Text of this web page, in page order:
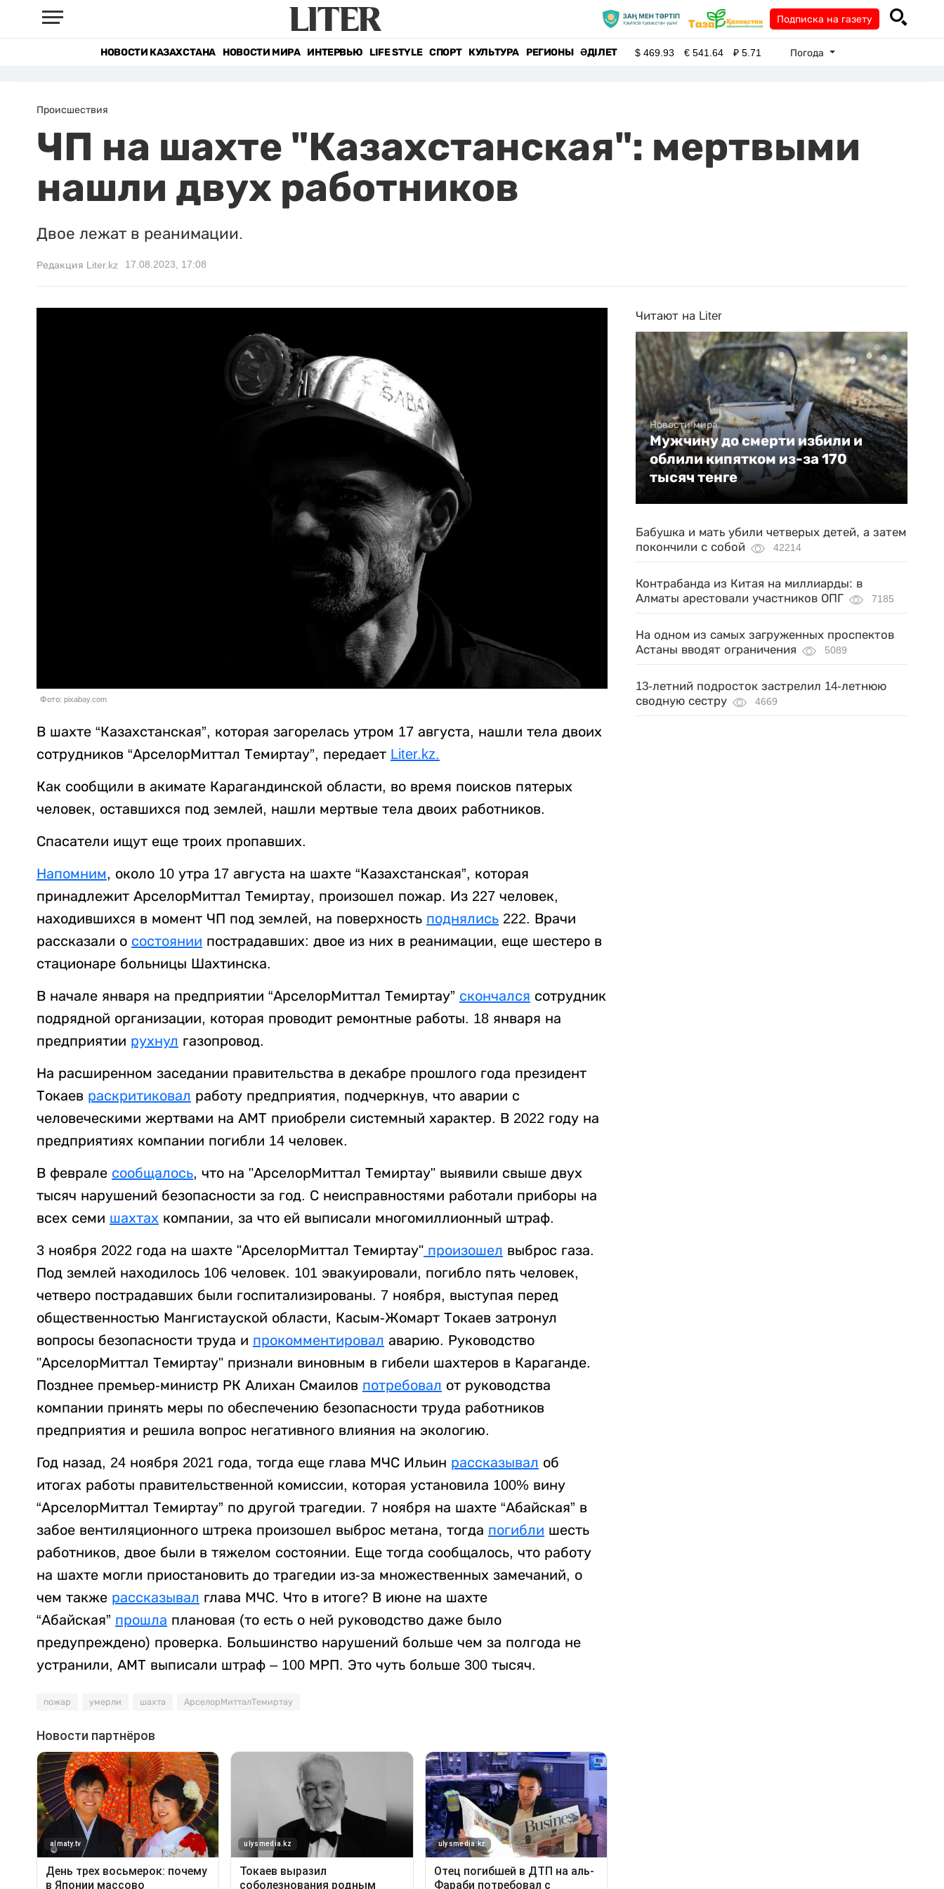
Подписка на газету
НОВОСТИ КАЗАХСТАНА НОВОСТИ МИРА ИНТЕРВЬЮ LIFE STYLE СПОРТ КУЛЬТУРА РЕГИОНЫ ӘДІЛЕТ $469.93 €541.64 ₽5.71 Погода
Происшествия
ЧП на шахте "Казахстанская": мертвыми
нашли двух работников
Двое лежат в реанимации.
Редакция Liter.kz 17.08.2023, 17:08
Фото: pixabay.com
В шахте “Казахстанская”, которая загорелась утром 17 августа, нашли тела двоих
сотрудников “АрселорМиттал Темиртау”, передает Liter.kz.
Как сообщили в акимате Карагандинской области, во время поисков пятерых
человек, оставшихся под землей, нашли мертвые тела двоих работников.
Спасатели ищут еще троих пропавших.
Напомним, около 10 утра 17 августа на шахте “Казахстанская”, которая
принадлежит АрселорМиттал Темиртау, произошел пожар. Из 227 человек,
находившихся в момент ЧП под землей, на поверхность поднялись 222. Врачи
рассказали о состоянии пострадавших: двое из них в реанимации, еще шестеро в
стационаре больницы Шахтинска.
В начале января на предприятии “АрселорМиттал Темиртау” скончался сотрудник
подрядной организации, которая проводит ремонтные работы. 18 января на
предприятии рухнул газопровод.
На расширенном заседании правительства в декабре прошлого года президент
Токаев раскритиковал работу предприятия, подчеркнув, что аварии с
человеческими жертвами на АМТ приобрели системный характер. В 2022 году на
предприятиях компании погибли 14 человек.
В феврале сообщалось, что на "АрселорМиттал Темиртау" выявили свыше двух
тысяч нарушений безопасности за год. С неисправностями работали приборы на
всех семи шахтах компании, за что ей выписали многомиллионный штраф.
3 ноября 2022 года на шахте "АрселорМиттал Темиртау" произошел выброс газа.
Под землей находилось 106 человек. 101 эвакуировали, погибло пять человек,
четверо пострадавших были госпитализированы. 7 ноября, выступая перед
общественностью Мангистауской области, Касым-Жомарт Токаев затронул
вопросы безопасности труда и прокомментировал аварию. Руководство
"АрселорМиттал Темиртау" признали виновным в гибели шахтеров в Караганде.
Позднее премьер-министр РК Алихан Смаилов потребовал от руководства
компании принять меры по обеспечению безопасности труда работников
предприятия и решила вопрос негативного влияния на экологию.
Год назад, 24 ноября 2021 года, тогда еще глава МЧС Ильин рассказывал об
итогах работы правительственной комиссии, которая установила 100% вину
“АрселорМиттал Темиртау” по другой трагедии. 7 ноября на шахте “Абайская” в
забое вентиляционного штрека произошел выброс метана, тогда погибли шесть
работников, двое были в тяжелом состоянии. Еще тогда сообщалось, что работу
на шахте могли приостановить до трагедии из-за множественных замечаний, о
чем также рассказывал глава МЧС. Что в итоге? В июне на шахте
“Абайская” прошла плановая (то есть о ней руководство даже было
предупреждено) проверка. Большинство нарушений больше чем за полгода не
устранили, АМТ выписали штраф – 100 МРП. Это чуть больше 300 тысяч.
пожар умерли шахта АрселорМитталТемиртау
Читают на Liter
Новости мира
Мужчину до смерти избили и
облили кипятком из-за 170
тысяч тенге
Бабушка и мать убили четверых детей, а затем
покончили с собой
42214
Контрабанда из Китая на миллиарды: в
Алматы арестовали участников ОПГ
7185
На одном из самых загруженных проспектов
Астаны вводят ограничения
5089
13-летний подросток застрелил 14-летнюю
сводную сестру
4669